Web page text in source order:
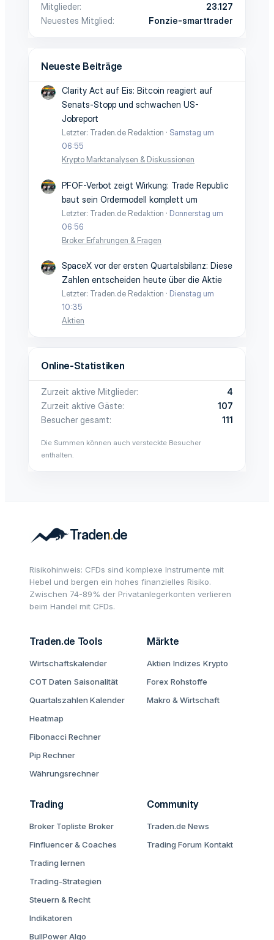
Mitglieder
23.127
Neuestes Mitglied
Fonzie-smarttrader
Neueste Beiträge
Clarity Act auf Eis: Bitcoin reagiert auf
Senats-Stopp und schwachen US-
Jobreport
Letzter: Traden.de Redaktion
Samstag um
06:55
Krypto Marktanalysen & Diskussionen
PFOF-Verbot zeigt Wirkung: Trade Republic
baut sein Ordermodell komplett um
Letzter: Traden.de Redaktion
Donnerstag um
06:56
Broker Erfahrungen & Fragen
SpaceX vor der ersten Quartalsbilanz: Diese
Zahlen entscheiden heute über die Aktie
Letzter: Traden.de Redaktion
Dienstag um
10:35
Aktien
Online-Statistiken
Zurzeit aktive Mitglieder
4
Zurzeit aktive Gäste
107
Besucher gesamt
111
Die Summen können auch versteckte Besucher
enthalten.
Risikohinweis: CFDs sind komplexe Instrumente mit
Hebel und bergen ein hohes finanzielles Risiko.
Zwischen 74-89% der Privatanlegerkonten verlieren
beim Handel mit CFDs.
Traden.de Tools
Wirtschaftskalender
COT Daten Saisonalität
Quartalszahlen Kalender
Heatmap
Fibonacci Rechner
Pip Rechner
Währungsrechner
Märkte
Aktien Indizes Krypto
Forex Rohstoffe
Makro & Wirtschaft
Trading
Broker Topliste Broker
Finfluencer & Coaches
Trading lernen
Trading-Strategien
Steuern & Recht
Indikatoren
BullPower Algo
Community
Traden.de News
Trading Forum Kontakt